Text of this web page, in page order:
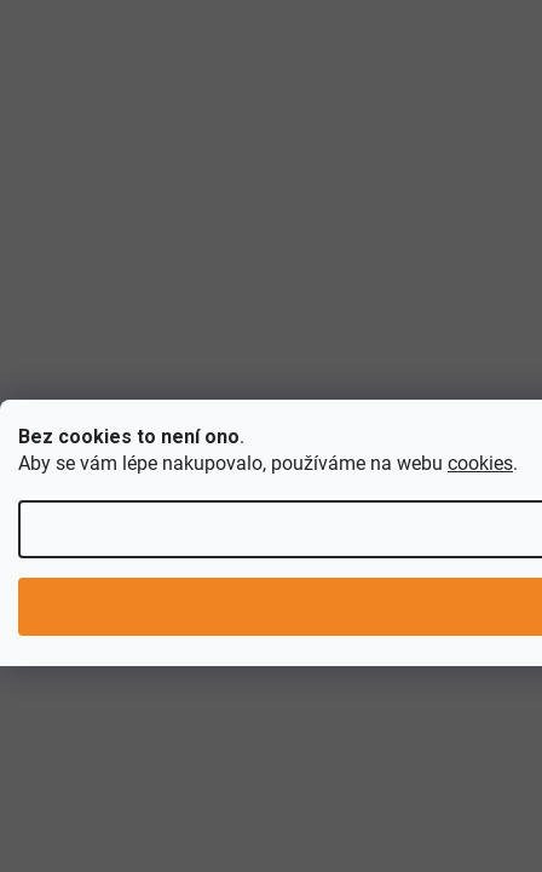
Bez cookies to není ono.
Aby se vám lépe nakupovalo, používáme na webu cookies.